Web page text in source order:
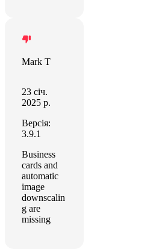
Mark T
23 січ.
2025 р.
Версія:
3.9.1
Business
cards and
automatic
image
downscalin
g are
missing